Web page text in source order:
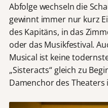
Abfolge wechseln die
gewinnt immer nur kurz
des Kapitäns, in das
oder das Musikfestival.
Musical ist keine
„Sisteracts“ gleich zu
Damenchor des Theaters